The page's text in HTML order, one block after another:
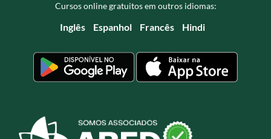
Cursos online gratuitos em outros idiomas:
Inglês Espanhol Francês Hindi